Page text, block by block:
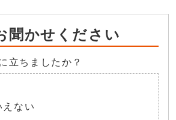
聞かせください
立ちましたか？
えない